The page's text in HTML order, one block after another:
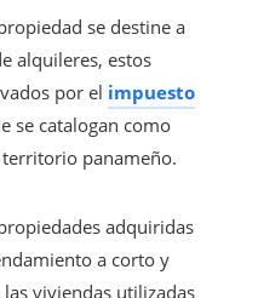
se destine a
alquileres, estos
por el impuesto
se catalogan como
panameño.
adquiridas
a corto y
viviendas utilizadas